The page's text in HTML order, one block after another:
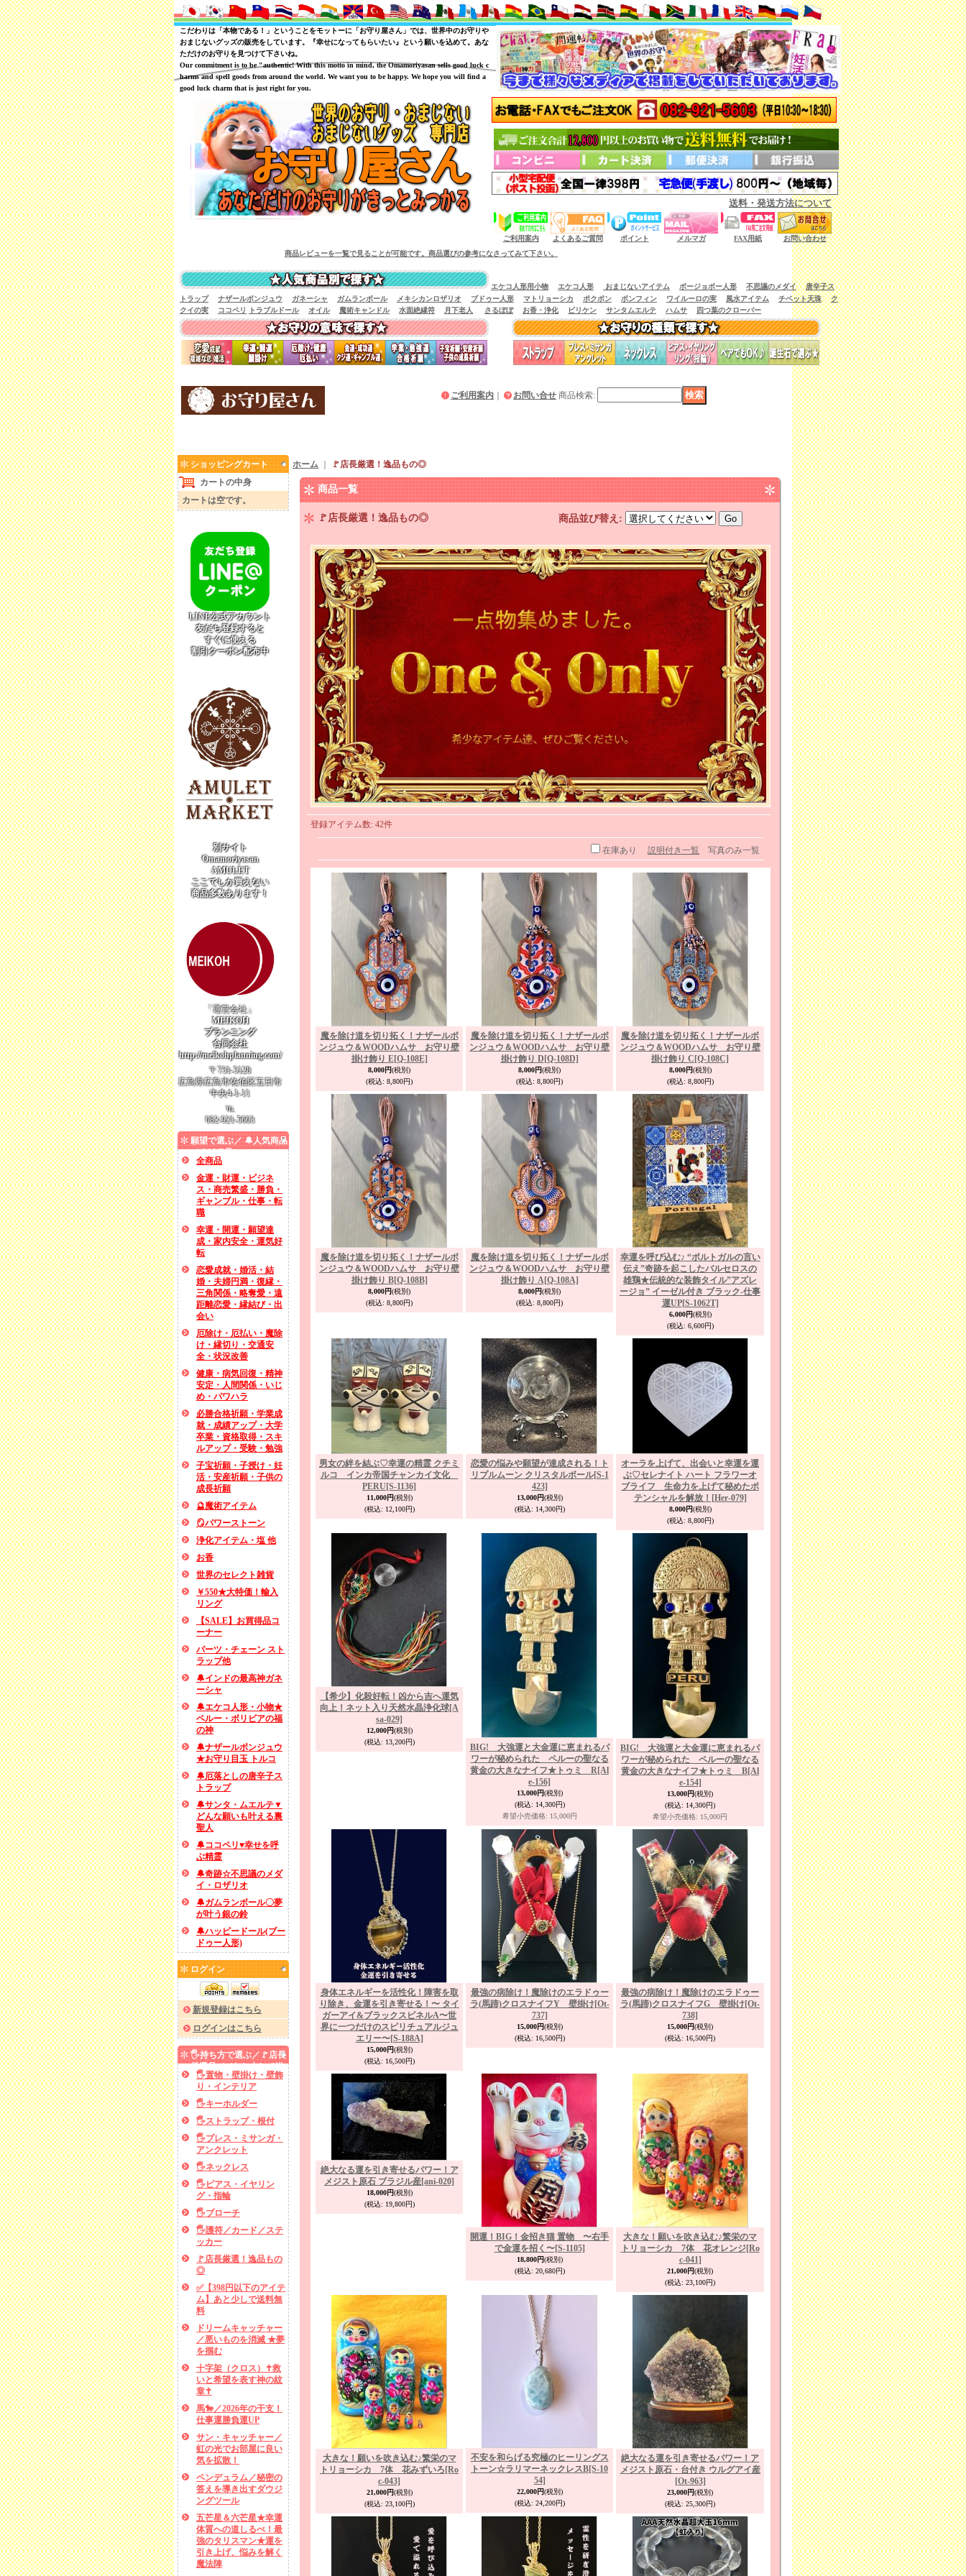
こだわりは「本物である！」ということをモットーに「お守り屋さん」では、世界中のお守りや
おまじないグッズの販売をしています。『幸せになってもらいたい』という願いを込めて。あな
ただけのお守りを見つけて下さいね。
Our commitment is to be "authentic! With this motto in mind, the Omamoriyasan sells good luck c
harms and spell goods from around the world. We want you to be happy. We hope you will find a
good luck charm that is just right for you.
送料・発送方法について
ご利用案内 よくあるご質問 ポイント メルマガ FAX用紙
お問い合わせ
商品レビューを一覧で見ることが可能です。商品選びの参考になさってみて下さい。
エケコ人形用小物 エケコ人形 おまじないアイテム ボージョボー人形 不思議のメダイ
唐辛子ス
トラップ
ナザールボンジュウ ガネーシャ ガムランボール メキシカンロザリオ ブドゥー人形 マトリョーシカ ポクポン ボンフィン ワイルーロの実 風水アイテム チベット天珠
ク
クイの実
ココペリ トラブルドール オイル 魔術キャンドル 水面絶縁符 月下老人 さるぼぼ お香・浄化 ビリケン サンタムエルテ ハムサ 四つ葉のクローバー
ご利用案内 お問い合せ 商品検索:
ショッピングカート
カートの中身
カートは空です。
LINE公式アカウント
友だち登録すると
すぐに使える
割引クーポン配布中
別サイト
Omamoriyasan
AMULET
ここでしか買えない
商品多数あります！
「運営会社」
MEIKOH
プランニング
合同会社
http://meikohplanning.com/
〒731-5128
広島県広島市佐伯区五日市
中央4-1-11
℡
082-921-5603
願望で選ぶ／ 🔔人気商品
／ SALE品
全商品
金運・財運・ビジネ
ス・商売繁盛・勝負・
ギャンブル・仕事・転
職
幸運・開運・願望達
成・家内安全・運気好
転
恋愛成就・婚活・結
婚・夫婦円満・復縁・
三角関係・略奪愛・遠
距離恋愛・縁結び・出
会い
厄除け・厄払い・魔除
け・縁切り・交通安
全・状況改善
健康・病気回復・精神
安定・人間関係・いじ
め・パワハラ
必勝合格祈願・学業成
就・成績アップ・大学
卒業・資格取得・スキ
ルアップ・受験・勉強
子宝祈願・子授け・妊
活・安産祈願・子供の
成長祈願
🔮魔術アイテム
🪞パワーストーン
浄化アイテム・塩 他
お香
世界のセレクト雑貨
￥550★大特価！輸入
リング
【SALE】お買得品コ
ーナー
パーツ・チェーン スト
ラップ他
🔔インドの最高神ガネ
ーシャ
🔔エケコ人形・小物★
ペルー・ボリビアの福
の神
🔔ナザールボンジュウ
★お守り目玉 トルコ
🔔厄落としの唐辛子ス
トラップ
🔔サンタ・ムエルテ▼
どんな願いも叶える裏
聖人
🔔ココペリ♥幸せを呼
ぶ精霊
🔔奇跡☆不思議のメダ
イ・ロザリオ
🔔ガムランボール〇夢
が叶う銀の鈴
🔔ハッピードール(ブー
ドゥー人形)
ログイン
新規登録はこちら
ログインはこちら
🖐️持ち方で選ぶ／🚩店長
厳選品／✅あと少しで送
料無料
🖐️置物・壁掛け・壁飾
り・インテリア
🖐️キーホルダー
🖐️ストラップ・根付
🖐️ブレス・ミサンガ・
アンクレット
🖐️ネックレス
🖐️ピアス・イヤリン
グ・指輪
🖐️ブローチ
🖐️護符／カード／ステ
ッカー
🚩店長厳選！逸品もの
◎
✅【398円以下のアイテ
ム】あと少しで送料無
料
ドリームキャッチャー
／悪いものを消滅 ★夢
を掴む
十字架（クロス）✝救
いと希望を表す神の紋
章✝
馬🐎／2026年の干支！
仕事運勝負運UP
サン・キャッチャー／
虹の光でお部屋に良い
気を拡散！
ペンデュラム／秘密の
答えを導き出すダウジ
ングツール
五芒星＆六芒星★幸運
体質への道しるべ！最
強のタリスマン★運を
引き上げ、悩みを解く
魔法陣
ホーム 🚩店長厳選！逸品もの◎
商品一覧
🚩店長厳選！逸品もの◎ 商品並び替え :
登録アイテム数: 42件
在庫あり 説明付き一覧 写真のみ一覧
魔を除け道を切り拓く！ナザールボ
ンジュウ＆WOODハムサ お守り壁
掛け飾り E[Q-108E]
8,000円(税別)
(税込: 8,800円)
魔を除け道を切り拓く！ナザールボ
ンジュウ＆WOODハムサ お守り壁
掛け飾り D [Q-108D]
8,000円(税別)
(税込: 8,800円)
魔を除け道を切り拓く！ナザールボ
ンジュウ＆WOODハムサ お守り壁
掛け飾り C [Q-108C]
8,000円(税別)
(税込: 8,800円)
魔を除け道を切り拓く！ナザールボ
ンジュウ＆WOODハムサ お守り壁
掛け飾り B[Q-108B]
8,000円(税別)
(税込: 8,800円)
魔を除け道を切り拓く！ナザールボ
ンジュウ＆WOODハムサ お守り壁
掛け飾り A[Q-108A]
8,000円(税別)
(税込: 8,800円)
幸運を呼び込む♪ “ポルトガルの言い
伝え”奇跡を起こしたバルセロスの
雄鶏★伝統的な装飾タイル”アズレ
ージョ” イーゼル付き ブラック-仕事
運UP[S-1062T]
6,000円(税別)
(税込: 6,600円)
男女の絆を結ぶ♡幸運の精霊 クチミ
ルコ インカ帝国チャンカイ文化
PERU[S-1136]
11,000円(税別)
(税込: 12,100円)
恋愛の悩みや願望が達成される！ト
リプルムーン クリスタルボール[S-1
423]
13,000円(税別)
(税込: 14,300円)
オーラを上げて、出会いと幸運を運
ぶ♡セレナイト ハート フラワーオ
ブライフ 生命力を上げて秘めたポ
テンシャルを解放！ [Her-079]
8,000円(税別)
(税込: 8,800円)
【希少】化殺好転！凶から吉へ運気
向上！ネット入り天然水晶浄化球[A
sa-029]
12,000円(税別)
(税込: 13,200円)
BIG! 大強運と大金運に恵まれるパ
ワーが秘められた ペルーの聖なる
黄金の大きなナイフ★トゥミ R[Al
e-156]
13,000円(税別)
(税込: 14,300円)
希望小売価格: 15,000円
BIG! 大強運と大金運に恵まれるパ
ワーが秘められた ペルーの聖なる
黄金の大きなナイフ★トゥミ B[Al
e-154]
13,000円(税別)
(税込: 14,300円)
希望小売価格: 15,000円
身体エネルギーを活性化！障害を取
り除き、金運を引き寄せる！〜 タイ
ガーアイ&ブラックスピネルA〜世
界に一つだけのスピリチュアルジュ
エリー〜[S-188A]
15,000円(税別)
(税込: 16,500円)
最強の病除け！魔除けのエラドゥー
ラ(馬蹄)クロスナイフY 壁掛け[Ot-
737]
15,000円(税別)
(税込: 16,500円)
最強の病除け！魔除けのエラドゥー
ラ(馬蹄)クロスナイフG 壁掛け[Ot-
738]
15,000円(税別)
(税込: 16,500円)
絶大なる運を引き寄せるパワー！ア
メジスト原石 ブラジル産[ani-020]
18,000円(税別)
(税込: 19,800円)
開運！BIG！金招き猫 置物 〜右手
で金運を招く〜[S-1105]
18,800円(税別)
(税込: 20,680円)
大きな！願いを吹き込む♪繁栄のマ
トリョーシカ 7体 花オレンジ[Ro
c-041]
21,000円(税別)
(税込: 23,100円)
大きな！願いを吹き込む♪繁栄のマ
トリョーシカ 7体 花みずいろ [Ro
c-043]
21,000円(税別)
(税込: 23,100円)
不安を和らげる究極のヒーリングス
トーン☆ラリマーネックレスB[S-10
54]
22,000円(税別)
(税込: 24,200円)
絶大なる運を引き寄せるパワー！ア
メジスト原石・台付き ウルグアイ産
[Ot-963]
23,000円(税別)
(税込: 25,300円)